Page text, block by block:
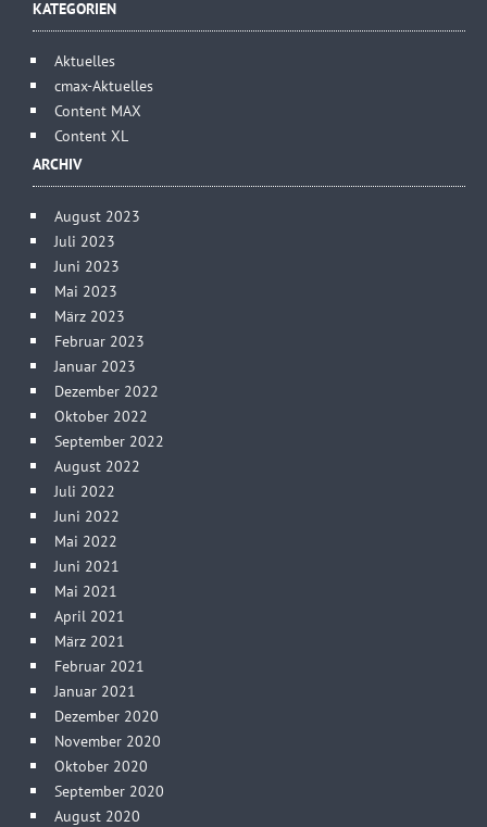
KATEGORIEN
Aktuelles
cmax-Aktuelles
Content MAX
Content XL
ARCHIV
August 2023
Juli 2023
Juni 2023
Mai 2023
März 2023
Februar 2023
Januar 2023
Dezember 2022
Oktober 2022
September 2022
August 2022
Juli 2022
Juni 2022
Mai 2022
Juni 2021
Mai 2021
April 2021
März 2021
Februar 2021
Januar 2021
Dezember 2020
November 2020
Oktober 2020
September 2020
August 2020